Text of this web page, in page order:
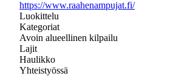
https://www.raahenampujat.fi/
Luokittelu
Kategoriat
Avoin alueellinen kilpailu
Lajit
Haulikko
Yhteistyössä